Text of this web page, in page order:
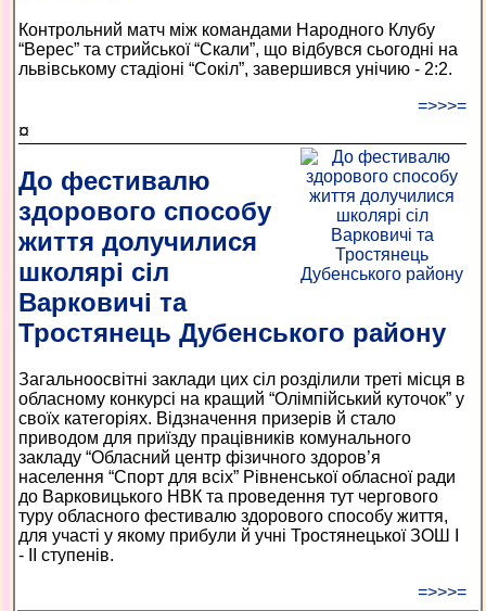
Контрольний матч між командами Народного Клубу
“Верес” та стрийської “Скали”, що відбувся сьогодні на
львівському стадіоні “Сокіл”, завершився унічию - 2:2.
=>>>=
¤
До фестивалю
здорового способу
життя долучилися
школярі сіл
Варковичі та
Тростянець Дубенського району
Загальноосвітні заклади цих сіл розділили треті місця в
обласному конкурсі на кращий “Олімпійський куточок” у
своїх категоріях. Відзначення призерів й стало
приводом для приїзду працівників комунального
закладу “Обласний центр фізичного здоров’я
населення “Спорт для всіх” Рівненської обласної ради
до Варковицького НВК та проведення тут чергового
туру обласного фестивалю здорового способу життя,
для участі у якому прибули й учні Тростянецької ЗОШ І
- ІІ ступенів.
=>>>=